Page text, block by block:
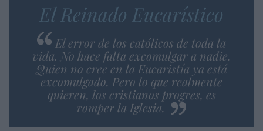
El Reinado Eucarístico
El error de los católicos de toda la
vida. No hace falta excomulgar a nadie.
Quien no cree en la Eucaristía ya está
excomulgado. Pero lo que realmente
quieren, los cristianos progres, es
romper la Iglesia.